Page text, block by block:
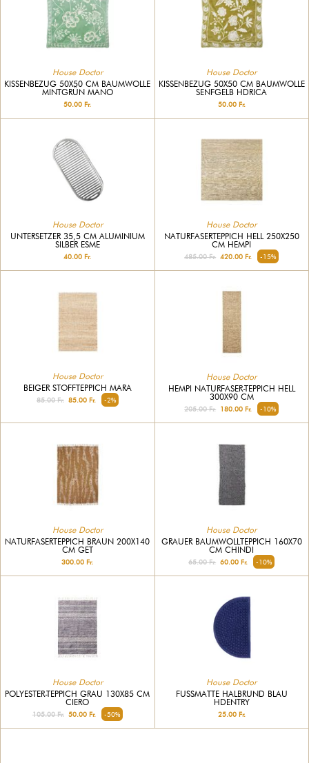
House Doctor
KISSENBEZUG 50X50 CM BAUMWOLLE
MINTGRÜN MANO
50.00 Fr.
House Doctor
KISSENBEZUG 50X50 CM BAUMWOLLE
SENFGELB HDRICA
50.00 Fr.
House Doctor
UNTERSETZER 35,5 CM ALUMINIUM
SILBER ESME
40.00 Fr.
House Doctor
NATURFASERTEPPICH HELL 250X250
CM HEMPI
485.00 Fr. 420.00 Fr. -15%
House Doctor
BEIGER STOFFTEPPICH MARA
85.00 Fr.85.00 Fr. -2%
House Doctor
HEMPI NATURFASER-TEPPICH HELL
300X90 CM
205.00 Fr. 180.00 Fr. -10%
House Doctor
NATURFASERTEPPICH BRAUN 200X140
CM GET
300.00 Fr.
House Doctor
GRAUER BAUMWOLLTEPPICH 160X70
CM CHINDI
65.00 Fr. 60.00 Fr. -10%
House Doctor
POLYESTER-TEPPICH GRAU 130X85 CM
CIERO
105.00 Fr.50.00 Fr. -50%
House Doctor
FUSSMATTE HALBRUND BLAU H
DENTRY
25.00 Fr.